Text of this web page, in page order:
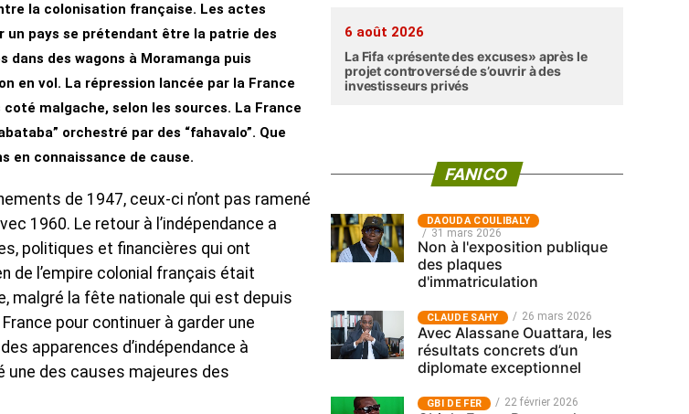
la colonisation française. Les actes
un pays se prétendant être la patrie des
des wagons à Moramanga puis
en vol. La répression lancée par la France
malgache, selon les sources. La France
orchestré par des “fahavalo”. Que
en connaissance de cause.
de 1947, ceux-ci n’ont pas ramené
1960. Le retour à l’indépendance a
politiques et financières qui ont
de l’empire colonial français était
malgré la fête nationale qui est depuis
pour continuer à garder une
apparences d’indépendance à
des causes majeures des
6 août 2026
La Fifa «présente des excuses» après le
projet controversé de s’ouvrir à des
investisseurs privés
FANICO
‎DAOUDA COULIBALY
31 mars 2026
Non à l'exposition publique
des plaques
d'immatriculation
CLAUDE SAHY 26 mars 2026
Avec Alassane Ouattara, les
résultats concrets d’un
diplomate exceptionnel
GBI DE FER 22 février 2026